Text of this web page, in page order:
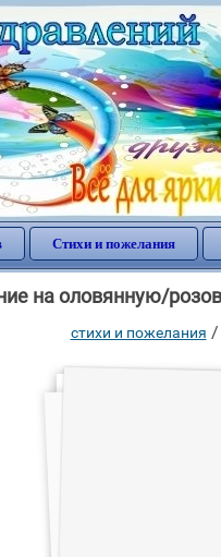
Стихи и пожелания
на оловянную/
стихи и пожелания /